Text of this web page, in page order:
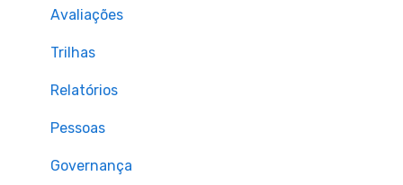
Avaliações
Trilhas
Relatórios
Pessoas
Governança